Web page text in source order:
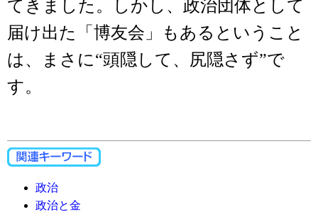
てきました。しかし、政治団体として
届け出た「博友会」もあるということ
は、まさに“頭隠して、尻隠さず”で
す。
政治
政治と金